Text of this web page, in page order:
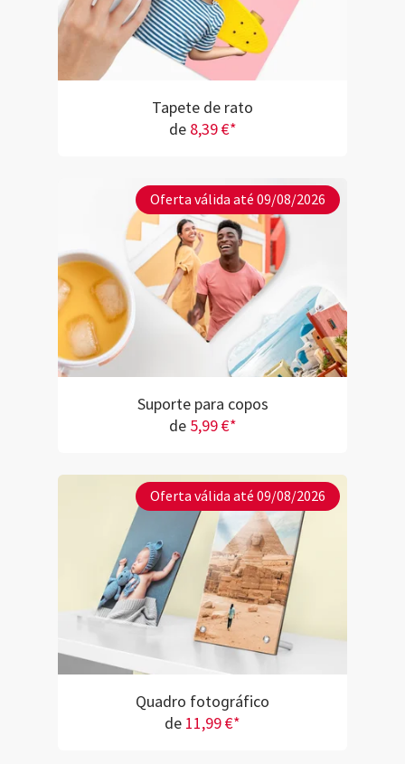
Tapete de rato
de 8,39 €*
Oferta válida até 09/08/2026
Suporte para copos
de 5,99 €*
Oferta válida até 09/08/2026
Quadro fotográfico
de 11,99 €*